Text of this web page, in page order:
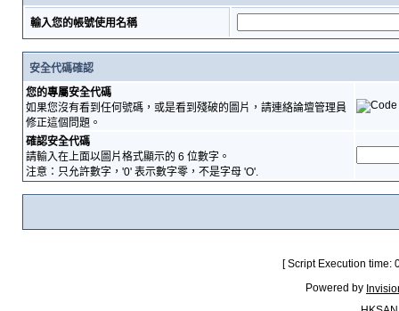
輸入您的帳號使用名稱
安全代碼確認
您的專屬安全代碼
如果您沒有看到任何號碼，或是看到殘破的圖片，請連絡論壇管理員
修正這個問題。
確認安全代碼
請輸入在上面以圖片格式顯示的 6 位數字。
注意：只允許數字，'0' 表示數字零，不是字母 'O'.
[ Script Execution
Powered by